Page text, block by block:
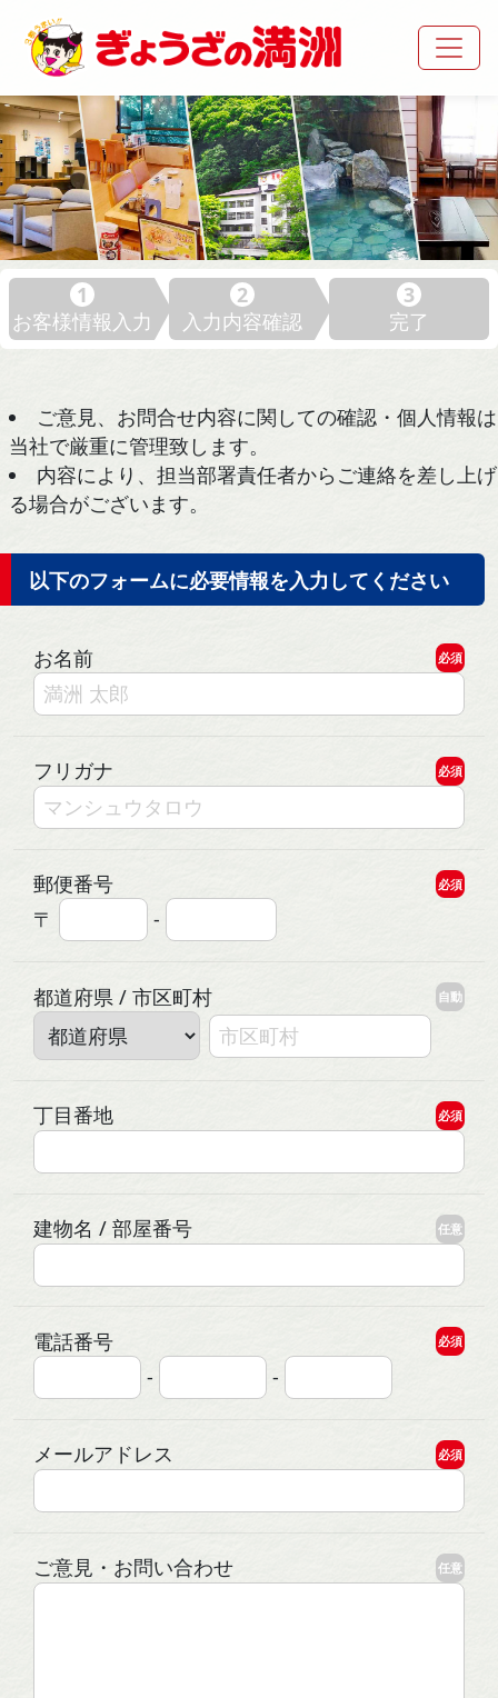
1
お客様情報入力
2
入力内容確認
3
完了
ご意見、お問合せ内容に関しての確認・個人情報は
当社で厳重に管理致します。
内容により、担当部署責任者からご連絡を差し上げ
る場合がございます。
以下のフォームに必要情報を入力してください
お名前 必須
フリガナ 必須
郵便番号 必須
〒 -
都道府県 / 市区町村 自動
丁目番地 必須
建物名 / 部屋番号 任意
電話番号 必須
- -
メールアドレス 必須
ご意見・お問い合わせ 任意